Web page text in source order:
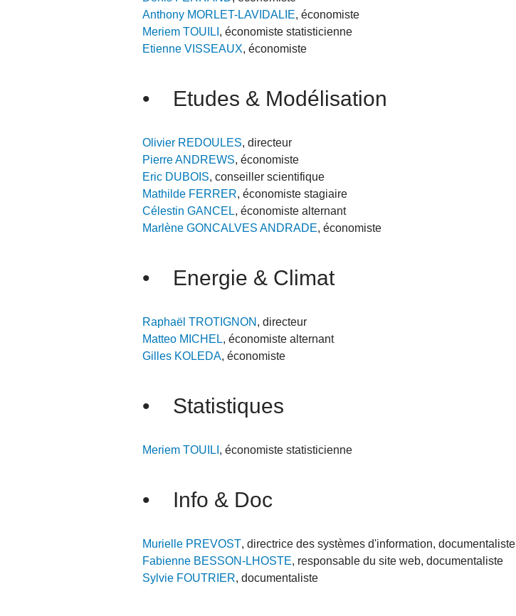
Anthony MORLET-LAVIDALIE, économiste
Meriem TOUILI , économiste statisticienne
Etienne VISSEAUX, économiste
• Etudes & Modélisation
Olivier REDOULES, directeur
Pierre ANDREWS, économiste
Eric DUBOIS, conseiller scientifique
Mathilde FERRER, économiste stagiaire
Célestin GANCEL, économiste alternant
Marlène GONCALVES ANDRADE, économiste
• Energie & Climat
Raphaël TROTIGNON , directeur
Matteo MICHEL, économiste alternant
Gilles KOLEDA, économiste
• Statistiques
Meriem TOUILI , économiste statisticienne
• Info & Doc
Murielle PREVOST, directrice des systèmes d'information, documentaliste
Fabienne BESSON-LHOSTE, responsable du site web, documentaliste
Sylvie FOUTRIER, documentaliste